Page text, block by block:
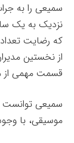
سمیعی را به
نزدیک به یک
که رضایت
از نخستین
قسمت مهمی از
سمیعی توانست
موسیقی،‌ با